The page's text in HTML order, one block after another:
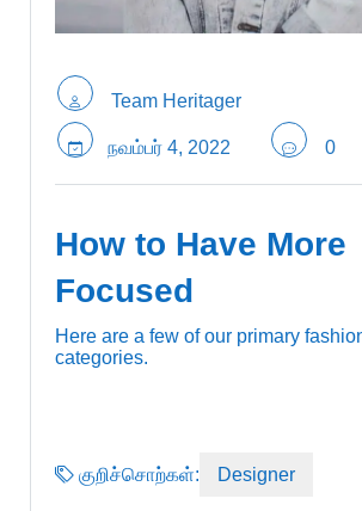
Team Heritager
நவம்பர் 4, 2022 0
How to Have More
Focused
Here are a few of our primary
categories.
குறிச்சொற்கள்: Designer